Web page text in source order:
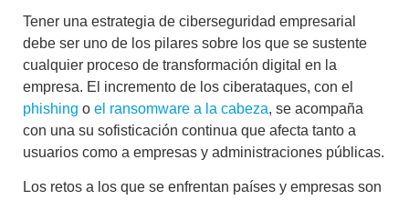
Tener una estrategia de ciberseguridad empresarial
debe ser uno de los pilares sobre los que se sustente
cualquier proceso de transformación digital en la
empresa. El incremento de los ciberataques, con el
phishing o el ransomware a la cabeza, se acompaña
con una su sofisticación continua que afecta tanto a
usuarios como a empresas y administraciones públicas.
Los retos a los que se enfrentan países y empresas son